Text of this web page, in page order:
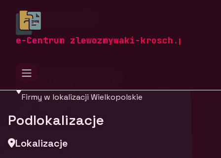
e-Centrum zlewozmywaki-krosch.pl
zlewozmywaki-krosch.pl
Firmy z województwa
Wielkopolskie
Firmy w lokalizacji Wielkopolskie
Podlokalizacje
Lokalizacje